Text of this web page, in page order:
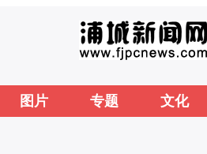
图片 专题 文化